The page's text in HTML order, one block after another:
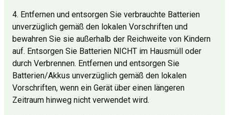
4. Entfernen und entsorgen Sie verbrauchte Batterien
unverzüglich gemäß den lokalen Vorschriften und
bewahren Sie sie außerhalb der Reichweite von Kindern
auf. Entsorgen Sie Batterien NICHT im Hausmüll oder
durch Verbrennen. Entfernen und entsorgen Sie
Batterien/Akkus unverzüglich gemäß den lokalen
Vorschriften, wenn ein Gerät über einen längeren
Zeitraum hinweg nicht verwendet wird.